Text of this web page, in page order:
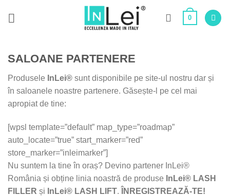
0
SALOANE PARTENERE
Produsele InLei® sunt disponibile pe site-ul nostru dar și
în saloanele noastre partenere. Găsește-l pe cel mai
apropiat de tine:
[wpsl template=”default” map_type=”roadmap”
auto_locate=”true” start_marker=”red”
store_marker=”inleimarker”]
Nu suntem la tine în oraș? Devino partener InLei®
România și obține linia noastră de produse InLei® LASH
FILLER și InLei® LASH LIFT. ÎNREGISTREAZĂ-TE!